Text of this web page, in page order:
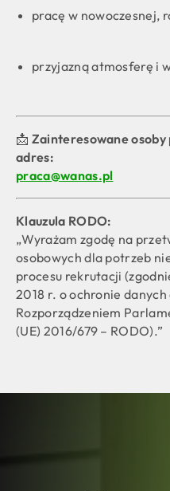
pracę w nowoczesnej,
przyjazną atmosferę i
📩 Zainteresowane osoby
adres:
praca@wanas.pl
Klauzula RODO:
„Wyrażam zgodę na
osobowych dla potrzeb
procesu rekrutacji
2018 r. o ochronie
Rozporządzeniem
(UE) 2016/679 – RODO).”